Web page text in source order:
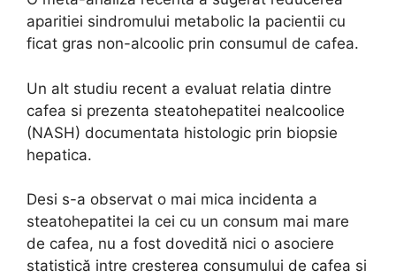
aparitiei sindromului metabolic la pacientii cu
ficat gras non-alcoolic prin consumul de cafea.
Un alt studiu recent a evaluat relatia dintre
cafea si prezenta steatohepatitei nealcoolice
(NASH) documentata histologic prin biopsie
hepatica.
Desi s-a observat o mai mica incidenta a
steatohepatitei la cei cu un consum mai mare
de cafea, nu a fost dovedită nici o asociere
statistică intre cresterea consumului de cafea si